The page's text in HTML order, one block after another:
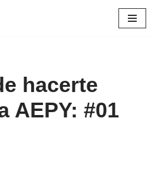
hacerte
AEPY: #01